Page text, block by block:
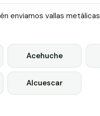
enviamos vallas
Acehuche
Alcuescar